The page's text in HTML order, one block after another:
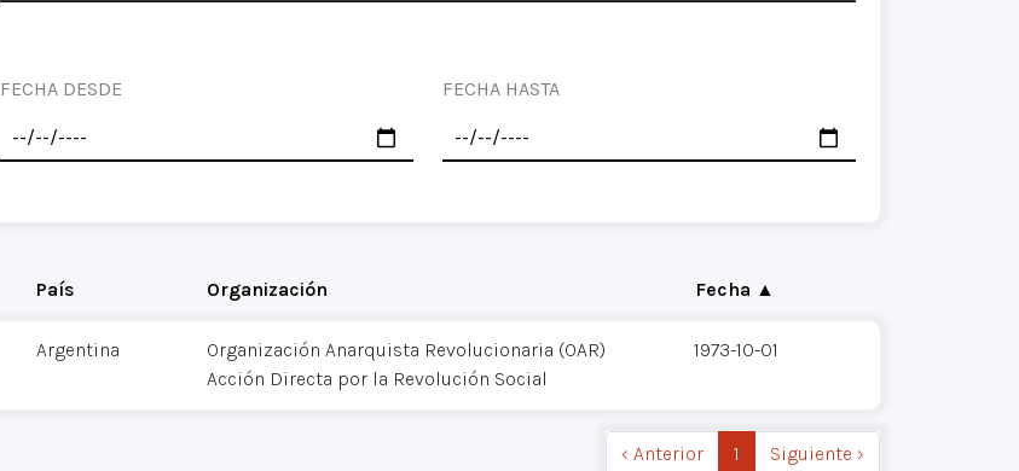
FECHA DESDE FECHA HASTA
País Organización Fecha ▲
Argentina
Organización Anarquista Revolucionaria (OAR)
Acción Directa por la Revolución Social
1973-10-01
‹ Anterior 1 Siguiente ›